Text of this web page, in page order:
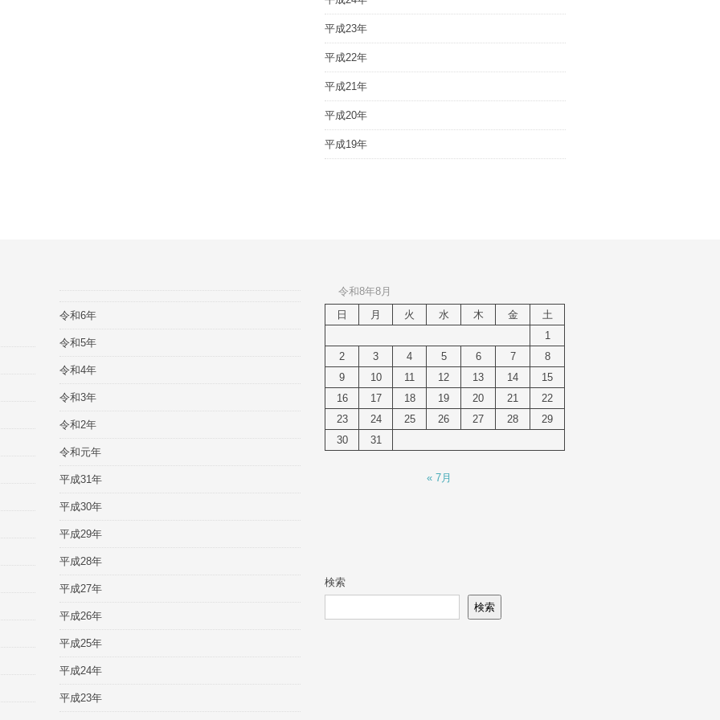
平成23年
平成22年
平成21年
平成20年
平成19年
令和6年
令和5年
令和4年
令和3年
令和2年
令和元年
平成31年
平成30年
平成29年
平成28年
平成27年
平成26年
平成25年
平成24年
平成23年
令和8年8月
日
月 火 水 木 金
土
1
2
3 4 5 6 7
8
9
10 11 12 13 14
15
16
17 18 19 20 21
22
23
24 25 26 27 28
29
30
31
« 7月
検索
検索